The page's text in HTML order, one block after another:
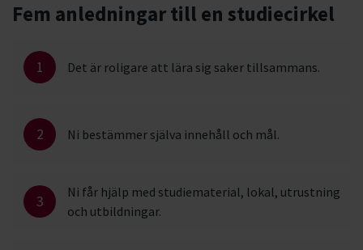
Fem anledningar till en studiecirkel
1 Det är roligare att lära sig saker tillsammans.
2 Ni bestämmer själva innehåll och mål.
3
Ni får hjälp med studiematerial, lokal, utrustning
och utbildningar.